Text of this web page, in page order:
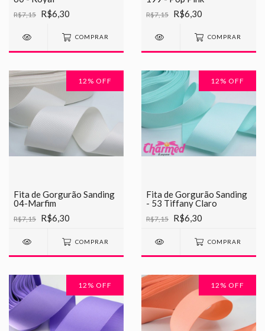
R$7,15 R$6,30
COMPRAR
R$7,15 R$6,30
COMPRAR
12 % OFF
Fita de Gorgurão Sanding
04-Marfim
R$7,15 R$6,30
COMPRAR
12 % OFF
Fita de Gorgurão Sanding
- 53 Tiffany Claro
R$7,15 R$6,30
COMPRAR
12 % OFF 12 % OFF